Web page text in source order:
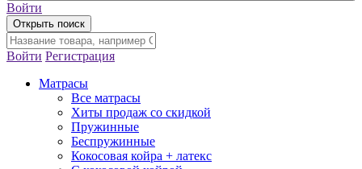
Войти
Открыть поиск
Войти Регистрация
Матрасы
Все матрасы
Хиты продаж со скидкой
Пружинные
Беспружинные
Кокосовая койра + латекс